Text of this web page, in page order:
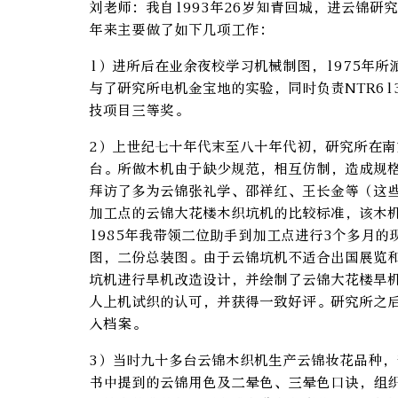
刘老师：我自1993年26岁知青回城，进云锦研
年来主要做了如下几项工作：
1）进所后在业余夜校学习机械制图，1975年所
与了研究所电机金宝地的实验，同时负责
技项目三等奖。
2）上世纪七十年代末至八十年代初，研究所在
台。所做木机由于缺少规范，相互仿制，造成
拜访了多为云锦张礼学、邵祥红、王长金等（这
加工点的云锦大花楼木织坑机的比较标准，该木
1985年我带领二位助手到加工点进行3个多月的
图，二份总装图。由于云锦坑机不适合出国展
坑机进行旱机改造设计，并绘制了云锦大花楼旱
人上机试织的认可，并获得一致好评。研究所
入档案。
3）当时九十多台云锦木织机生产云锦妆花品种
书中提到的云锦用色及二晕色、三晕色口诀，组